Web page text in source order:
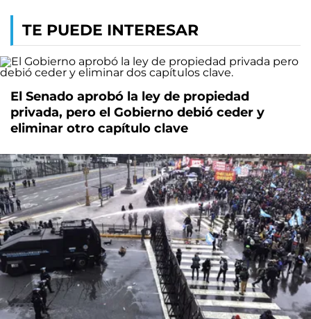
TE PUEDE INTERESAR
El Senado aprobó la ley de propiedad
privada, pero el Gobierno debió ceder y
eliminar otro capítulo clave